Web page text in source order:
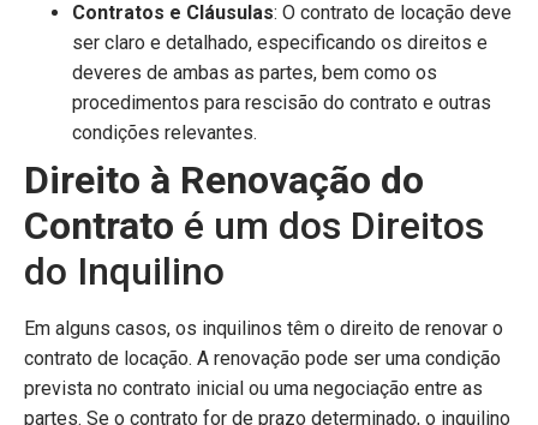
Contratos e Cláusulas: O contrato de locação deve
ser claro e detalhado, especificando os direitos e
deveres de ambas as partes, bem como os
procedimentos para rescisão do contrato e outras
condições relevantes.
Direito à Renovação do
Contrato é um dos Direitos
do Inquilino
Em alguns casos, os inquilinos têm o direito de renovar o
contrato de locação. A renovação pode ser uma condição
prevista no contrato inicial ou uma negociação entre as
partes. Se o contrato for de prazo determinado, o inquilino